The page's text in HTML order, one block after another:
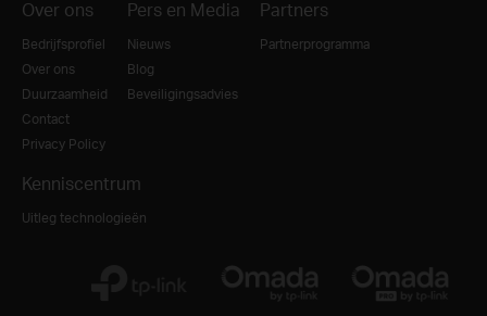
Over ons
Bedrijfsprofiel
Over ons
Duurzaamheid
Contact
Privacy Policy
Pers en Media
Nieuws
Blog
Beveiligingsadvies
Partners
Partnerprogramma
Kenniscentrum
Uitleg technologieën